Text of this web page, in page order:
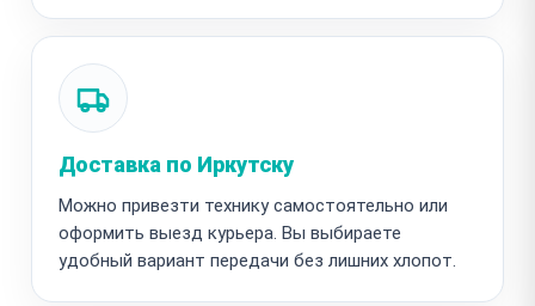
Доставка по Иркутску
Можно привезти технику самостоятельно или
оформить выезд курьера. Вы выбираете
удобный вариант передачи без лишних хлопот.